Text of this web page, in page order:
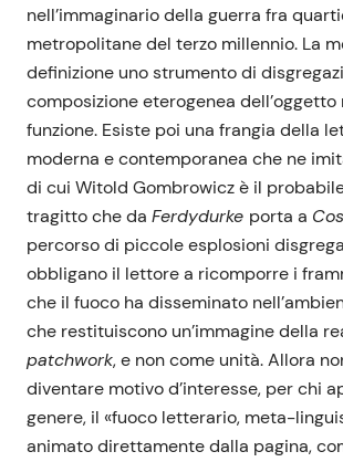
nell’immaginario della guerra fra
metropolitane del terzo millennio. La
definizione uno strumento di
composizione eterogenea
funzione. Esiste poi una frangia della
moderna e contemporanea che ne
di cui Witold Gombrowicz è il
tragitto che da Ferdydurke porta a
percorso di piccole esplosioni
obbligano il lettore a ricomporre i
che il fuoco ha disseminato
che restituiscono un’immagine della
patchwork, e non come unità. Allora
diventare motivo d’interesse, per chi
genere, il «fuoco letterario, meta-
animato direttamente dalla pagina,